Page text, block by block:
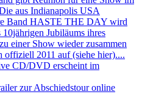
aus Indianapolis USA
Band HASTE THE DAY wird
Jubiläums ihres
einer Show wieder zusammen
offiziell 2011 auf (siehe hier)....
CD/DVD erscheint im
zur Abschiedstour online